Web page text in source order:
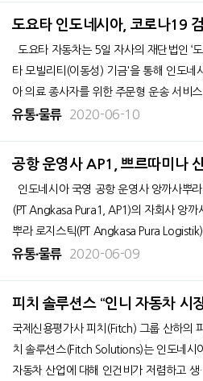
정부의 코로나19 감염 확산 방지책인 대규
도요타 인도네시아, 코로나19
도요타 자동차는 5일 자사의 재단법인 ‘도요
타 모빌리티(이동성) 기금'을 통해 인도네시
아 의료 종사자를 위한 주문형 운송 서비스
약 3개월간 제공한다고 발표했다. 코로나1
운반할 수 있도록 지원한다. 자카르타특별
유통∙물류 2020-06-10
공항 운영사 AP1, 쁘르따미나
물운송서비스 시작
(PT Angkasa Pura1, AP1)의 자회사 앙까
뿌라 로지스틱(PT Angkasa Pura
4일 국영 석유 쁘르따미나(Pertamina) 산하
rvice)와의 협력 사업으로 항공화물 운송 서
유통∙물류 2020-06-09
피치 솔루션스 “인니 자동차 시
국제신용평가사 피치(Fitch) 그룹 산하의 피
치 솔루션스(Fitch Solutions)는 인도네시
자동차 산업에 대해 인건비가 저렴하고 생